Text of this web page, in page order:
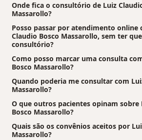
Onde fica o consultório de Luiz
Massarollo?
Posso passar por atendimento online
Claudio Bosco Massarollo, sem ter
consultório?
Como posso marcar uma consulta
Bosco Massarollo?
Quando poderia me consultar com
Massarollo?
O que outros pacientes opinam sobre
Bosco Massarollo?
Quais são os convênios aceitos por
Massarollo?